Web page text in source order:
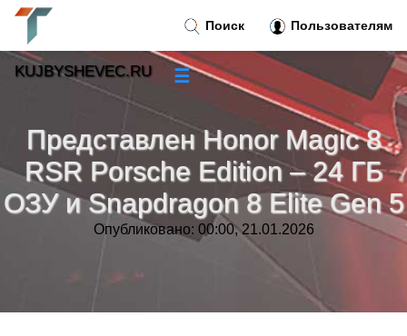
Представлен Honor Magic 8
RSR Porsche Edition – 24 ГБ
ОЗУ и Snapdragon 8 Elite Gen 5
Опубликовано: 00:00, 21.01.2026
Поиск Пользователям
KUJBYSHEVEC.RU ☰
Новости»
Тренды новостей»
Рубрики»
Контакт»